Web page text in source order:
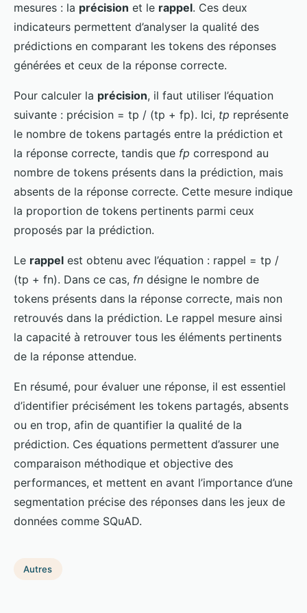
mesures : la précision et le rappel. Ces deux
indicateurs permettent d’analyser la qualité des
prédictions en comparant les tokens des réponses
générées et ceux de la réponse correcte.
Pour calculer la précision, il faut utiliser l’équation
suivante : précision = tp / (tp + fp). Ici, tp représente
le nombre de tokens partagés entre la prédiction et
la réponse correcte, tandis que fp correspond au
nombre de tokens présents dans la prédiction, mais
absents de la réponse correcte. Cette mesure indique
la proportion de tokens pertinents parmi ceux
proposés par la prédiction.
Le rappel est obtenu avec l’équation : rappel = tp /
(tp + fn). Dans ce cas, fn désigne le nombre de
tokens présents dans la réponse correcte, mais non
retrouvés dans la prédiction. Le rappel mesure ainsi
la capacité à retrouver tous les éléments pertinents
de la réponse attendue.
En résumé, pour évaluer une réponse, il est essentiel
d’identifier précisément les tokens partagés, absents
ou en trop, afin de quantifier la qualité de la
prédiction. Ces équations permettent d’assurer une
comparaison méthodique et objective des
performances, et mettent en avant l’importance d’une
segmentation précise des réponses dans les jeux de
données comme SQuAD.
Autres